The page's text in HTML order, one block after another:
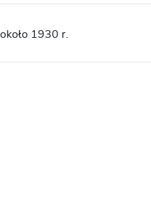
około 1930 r.